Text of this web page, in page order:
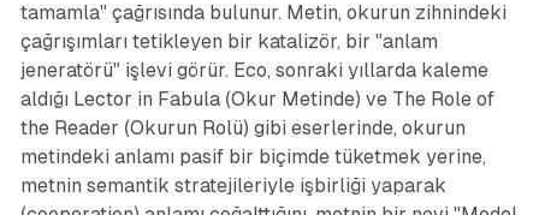
tamamla" çağrısında bulunur. Metin, okurun zihnindeki
çağrışımları tetikleyen bir katalizör, bir "anlam
jeneratörü" işlevi görür. Eco, sonraki yıllarda kaleme
aldığı Lector in Fabula(Okur Metinde) ve The Role of
the Reader (Okurun Rolü) gibi eserlerinde, okurun
metindeki anlamı pasif bir biçimde tüketmek yerine,
metnin semantik stratejileriyle işbirliği yaparak